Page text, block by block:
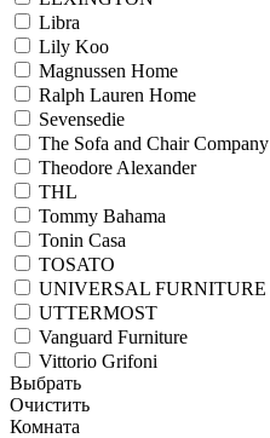
Libra
Lily Koo
Magnussen Home
Ralph Lauren Home
Sevensedie
The Sofa and Chair Company
Theodore Alexander
THL
Tommy Bahama
Tonin Casa
TOSATO
UNIVERSAL FURNITURE
UTTERMOST
Vanguard Furniture
Vittorio Grifoni
Выбрать
Очистить
Комната